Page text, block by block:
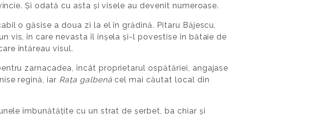
Și odată cu asta și visele au devenit numeroase.
o găsise a doua zi la el în grădină. Pitaru Băjescu,
vis, în care nevasta îl înșela și-l povestise în bătaie de
întăreau visul.
zarnacadea, încât proprietarul ospătăriei, angajase
regină, iar Rața galbenă cel mai căutat local din
îmbunătățite cu un strat de șerbet, ba chiar și